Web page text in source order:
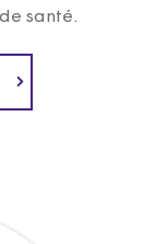
santé.